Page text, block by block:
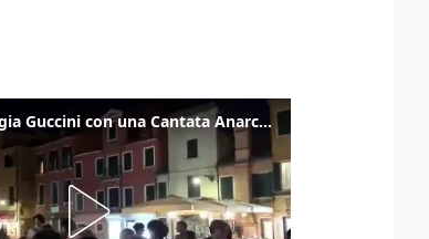
Venezia omaggia Guccini con una Cantata Anarchica in campo Santa Margherita